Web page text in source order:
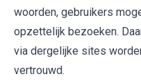
woorden, gebruikers
opzettelijk bezoeken.
via dergelijke sites
vertrouwd.